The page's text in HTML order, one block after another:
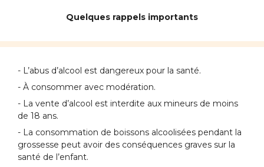
Quelques rappels importants
- L’abus d’alcool est dangereux pour la santé.
- À consommer avec modération.
- La vente d’alcool est interdite aux mineurs de moins
de 18 ans.
- La consommation de boissons alcoolisées pendant la
grossesse peut avoir des conséquences graves sur la
santé de l’enfant.